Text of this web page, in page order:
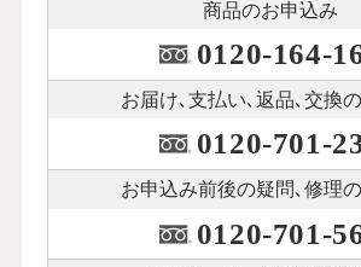
商品のお申込み
0120-164-
お届け､支払い､ 返品､交換
0120-701-
お申込み前後の疑問､修理
0120-701-